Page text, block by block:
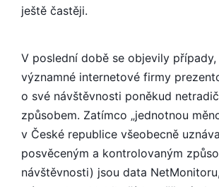
ještě častěji.
V poslední době se objevily
významné internetové firmy
o své návštěvnosti poněkud
způsobem. Zatímco „jednotnou
v České republice všeobecně
posvěceným a kontrolovaným
návštěvnosti) jsou data